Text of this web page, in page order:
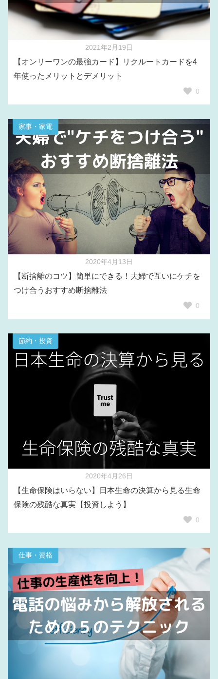
2021年2月19日
【オンリーワンの最強カード】リクルートカードを4
年使ったメリットとデメリット
0
家事・家電
2020年4月13日
【断捨離のコツ】簡単にできる！夫婦で互いにケチを
つけ合うおすすめ断捨離法
0
節約・投資
2020年4月26日
【生命保険はいらない】日本生命の決算から見る生命
保険の残酷な真実【投資しよう】
0
仕事・資格